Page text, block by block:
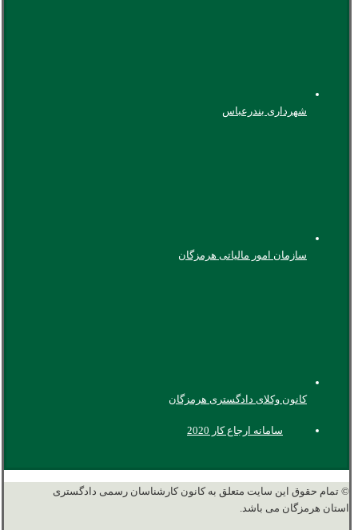
شهرداری بندرعباس
سازمان امور مالیاتی هرمزگان
کانون وکلای دادگستری هرمزگان
سامانه ارجاع کار 2020
© تمام حقوق این سایت متعلق به کانون کارشناسان رسمی دادگستری
استان هرمزگان می باشد.